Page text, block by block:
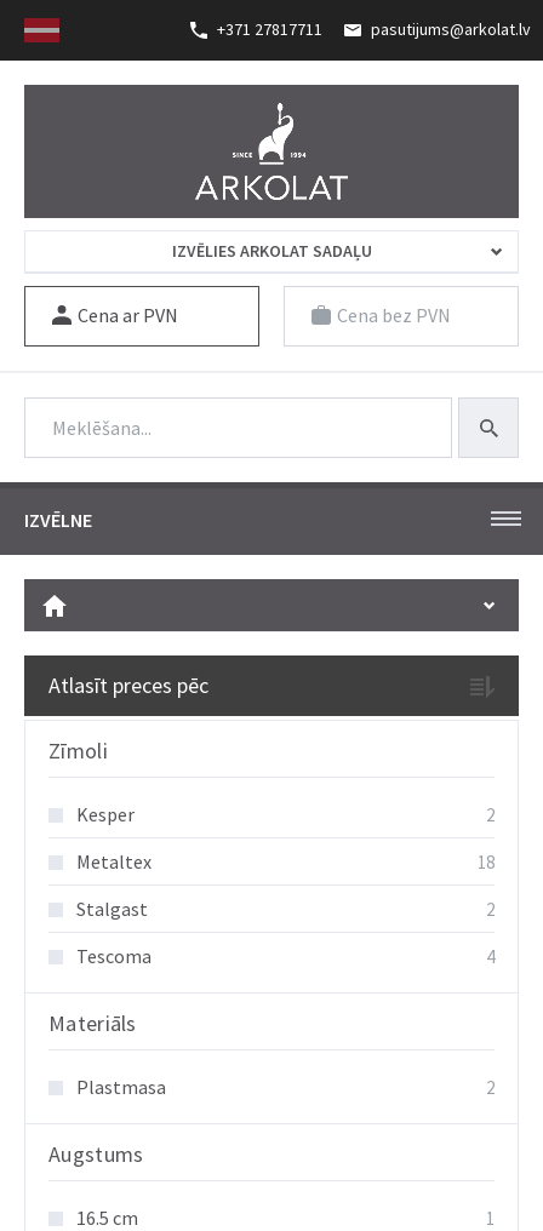
+371 27817711 pasutijums@arkolat.lv
IZVĒLIES ARKOLAT SADAĻU
Cena ar PVN Cena bez PVN
IZVĒLNE
Atlasīt preces pēc
Zīmoli
Kesper 2
Metaltex 18
Stalgast 2
Tescoma 4
Materiāls
Plastmasa 2
Augstums
16.5 cm 1